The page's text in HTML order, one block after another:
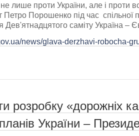
не лише проти України, але і проти
Порошенко під час спільної
Дев'ятнадцятого саміту Україна –
news/glava-derzhavi-robocha-
розробку «дорожніх
України –